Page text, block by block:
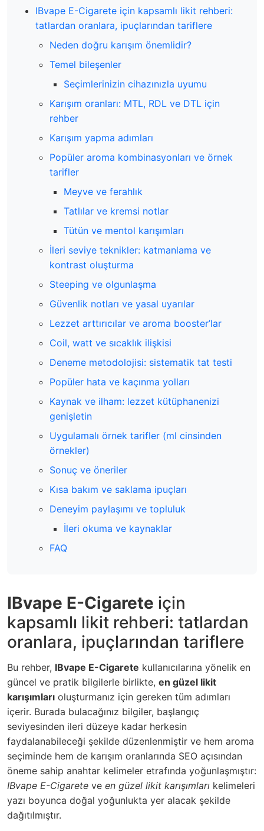
IBvape E-Cigarete için kapsamlı likit rehberi:
tatlardan oranlara, ipuçlarından tariflere
Neden doğru karışım önemlidir?
Temel bileşenler
Seçimlerinizin cihazınızla uyumu
Karışım oranları: MTL, RDL ve DTL için
rehber
Karışım yapma adımları
Popüler aroma kombinasyonları ve örnek
tarifler
Meyve ve ferahlık
Tatlılar ve kremsi notlar
Tütün ve mentol karışımları
İleri seviye teknikler: katmanlama ve
kontrast oluşturma
Steeping ve olgunlaşma
Güvenlik notları ve yasal uyarılar
Lezzet arttırıcılar ve aroma booster’lar
Coil, watt ve sıcaklık ilişkisi
Deneme metodolojisi: sistematik tat testi
Popüler hata ve kaçınma yolları
Kaynak ve ilham: lezzet kütüphanenizi
genişletin
Uygulamalı örnek tarifler (ml cinsinden
örnekler)
Sonuç ve öneriler
Kısa bakım ve saklama ipuçları
Deneyim paylaşımı ve topluluk
İleri okuma ve kaynaklar
FAQ
IBvape E-Cigarete için
kapsamlı likit rehberi: tatlardan
oranlara, ipuçlarından tariflere
Bu rehber, IBvape E-Cigarete kullanıcılarına yönelik en
güncel ve pratik bilgilerle birlikte, en güzel likit
karışımları oluşturmanız için gereken tüm adımları
içerir. Burada bulacağınız bilgiler, başlangıç
seviyesinden ileri düzeye kadar herkesin
faydalanabileceği şekilde düzenlenmiştir ve hem aroma
seçiminde hem de karışım oranlarında SEO açısından
öneme sahip anahtar kelimeler etrafında yoğunlaşmıştır:
IBvape E-Cigarete ve en güzel likit karışımları kelimeleri
yazı boyunca doğal yoğunlukta yer alacak şekilde
dağıtılmıştır.